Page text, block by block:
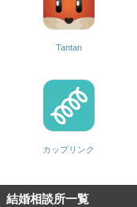
Tantan
カップリンク
結婚相談所一覧